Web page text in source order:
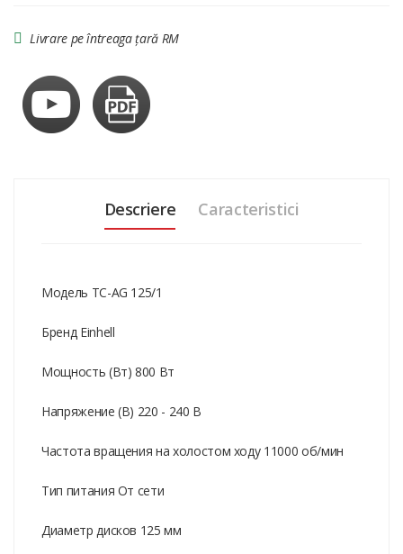
Livrare pe întreaga țară RM
Descriere Caracteristici
Модель TC-AG 125/1
Бренд Einhell
Мощность (Вт) 800 Вт
Напряжение (В) 220 - 240 В
Частота вращения на холостом ходу 11000 об/мин
Тип питания От сети
Диаметр дисков 125 мм